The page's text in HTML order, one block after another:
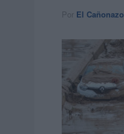
Por El Cañonazo